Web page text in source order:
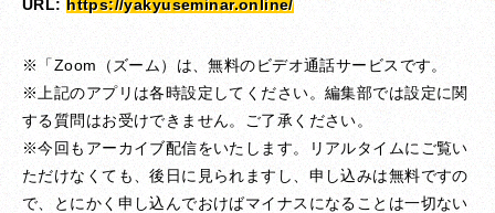
URL: https://yakyuseminar.online/
※「Zoom（ズーム）は、無料のビデオ通話サービスです。
※上記のアプリは各時設定してください。編集部では設定に関
する質問はお受けできません。ご了承ください。
※今回もアーカイブ配信をいたします。リアルタイムにご覧い
ただけなくても、後日に見られますし、申し込みは無料ですの
で、とにかく申し込んでおけばマイナスになることは一切ない